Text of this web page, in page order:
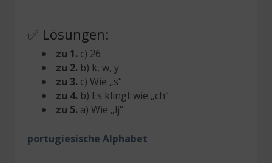
✅ Lösungen:
zu 1. c) 26
zu 2. b) k, w, y
zu 3. c) Wie „s“
zu 4. b) Es klingt wie „ch“
zu 5. a) Wie „lj“
portugiesische Alphabet